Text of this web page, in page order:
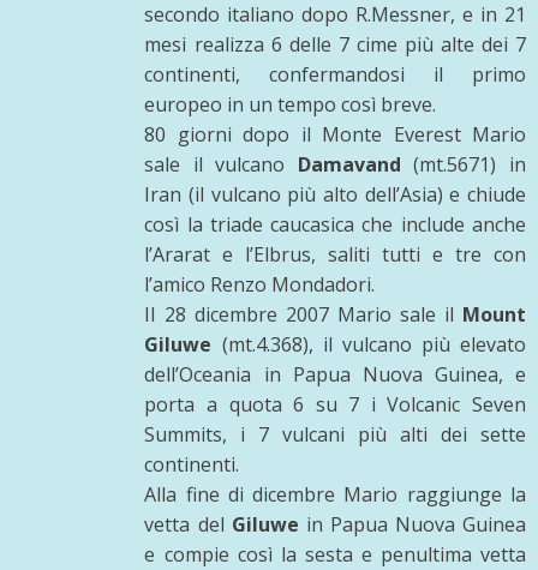
secondo italiano dopo R.Messner, e in 21
mesi realizza 6 delle 7 cime più alte dei 7
continenti, confermandosi il primo
europeo in un tempo così breve.
80 giorni dopo il Monte Everest Mario
sale il vulcano Damavand (mt.5671) in
Iran (il vulcano più alto dell’Asia) e chiude
così la triade caucasica che include anche
l’Ararat e l’Elbrus, saliti tutti e tre con
l’amico Renzo Mondadori.
Il 28 dicembre 2007 Mario sale il Mount
Giluwe (mt.4.368), il vulcano più elevato
dell’Oceania in Papua Nuova Guinea, e
porta a quota 6 su 7 i Volcanic Seven
Summits, i 7 vulcani più alti dei sette
continenti.
Alla fine di dicembre Mario raggiunge la
vetta del Giluwe in Papua Nuova Guinea
e compie così la sesta e penultima vetta